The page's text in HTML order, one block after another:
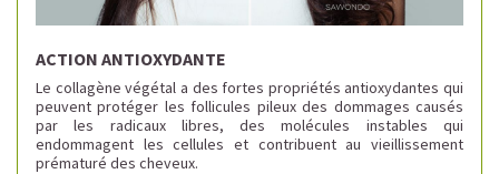
ACTION ANTIOXYDANTE
Le collagène végétal a des fortes propriétés antioxydantes qui
peuvent protéger les follicules pileux des dommages causés
par les radicaux libres, des molécules instables qui
endommagent les cellules et contribuent au vieillissement
prématuré des cheveux.